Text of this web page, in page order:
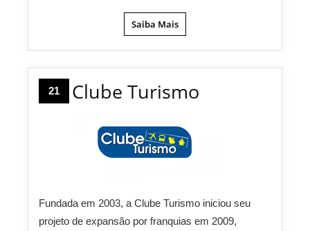
Saiba Mais
21 Clube Turismo
Fundada em 2003, a Clube Turismo iniciou seu
projeto de expansão por franquias em 2009,